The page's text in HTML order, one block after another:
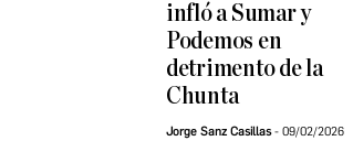
infló a Sumar y
Podemos en
detrimento de la
Chunta
Jorge Sanz Casillas 09/02/2026